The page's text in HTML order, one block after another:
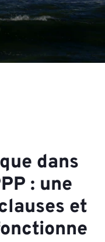
dans
: une
et